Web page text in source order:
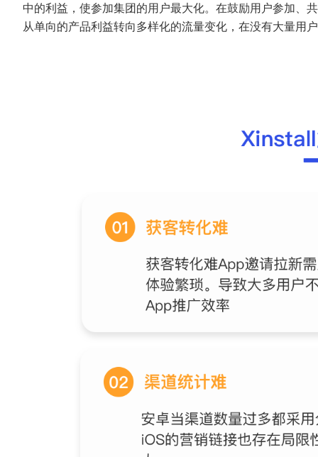
中的利益，使参加集团的用户最大化。在鼓励用户参加、
从单向的产品利益转向多样化的流量变化，在没有大量用